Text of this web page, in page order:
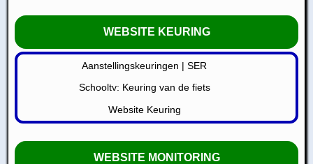
WEBSITE KEURING
Aanstellingskeuringen | SER
Schooltv: Keuring van de fiets
Website Keuring
WEBSITE MONITORING